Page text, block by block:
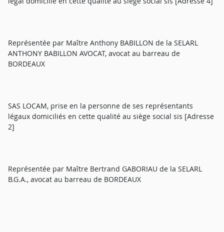
Représentée par Maître Anthony BABILLON de la SELARL
ANTHONY BABILLON AVOCAT, avocat au barreau de
BORDEAUX
SAS LOCAM, prise en la personne de ses représentants
légaux domiciliés en cette qualité au siège social sis [Adresse
2]
Représentée par Maître Bertrand GABORIAU de la SELARL
B.G.A., avocat au barreau de BORDEAUX